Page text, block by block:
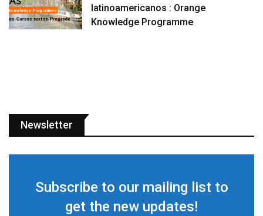
latinoamericanos : Orange
Knowledge Programme
Newsletter
Subscribe to our mailing list to
get the new updates!